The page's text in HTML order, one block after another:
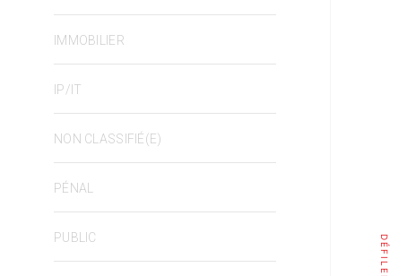
IMMOBILIER
IP/IT
NON CLASSIFIÉ(E)
PÉNAL
PUBLIC